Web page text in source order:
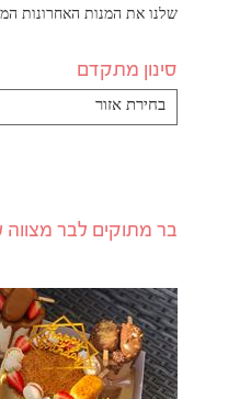
שלנו את המנות האחרונות
סינון מתקדם
בחירת אזור
בר מתוקים לבר